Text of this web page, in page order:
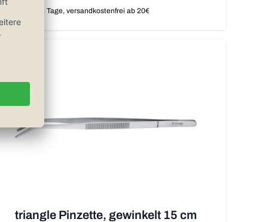
Auf Lager, 1-3 Tage, versandkostenfrei ab 20€
triangle Pinzette, gewinkelt 15 cm